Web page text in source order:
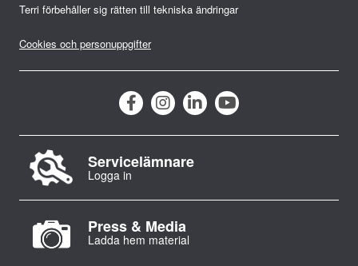
Terri förbehåller sig rätten till tekniska ändringar
Cookies och personuppgifter
Servicelämnare
Logga in
Press & Media
Ladda hem material